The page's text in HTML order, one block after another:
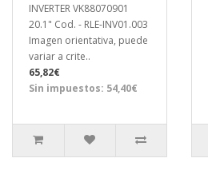
INVERTER VK88070901
20.1" Cod. - RLE-INV01.003
Imagen orientativa, puede
variar a crite..
65,82€
Sin impuestos: 54,40€